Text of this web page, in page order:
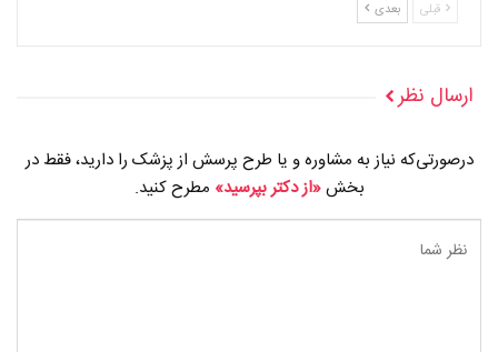
قبلی بعدی
ارسال نظر
درصورتی‌که نیاز به مشاوره و یا طرح پرسش از پزشک را دارید، فقط در
بخش«از دکتر بپرسید» مطرح کنید.